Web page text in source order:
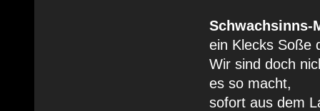
Schwachsinns-
ein Klecks Soße
Wir sind doch
es so macht,
sofort aus dem